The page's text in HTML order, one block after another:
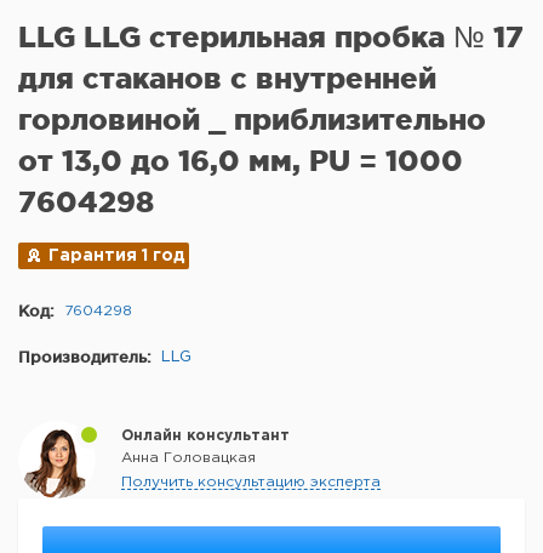
LLG LLG стерильная пробка № 17
для стаканов с внутренней
горловиной _ приблизительно
от 13,0 до 16,0 мм, PU = 1000
7604298
Гарантия 1 год
Код: 7604298
Производитель: LLG
Онлайн консультант
Анна Головацкая
Получить консультацию эксперта